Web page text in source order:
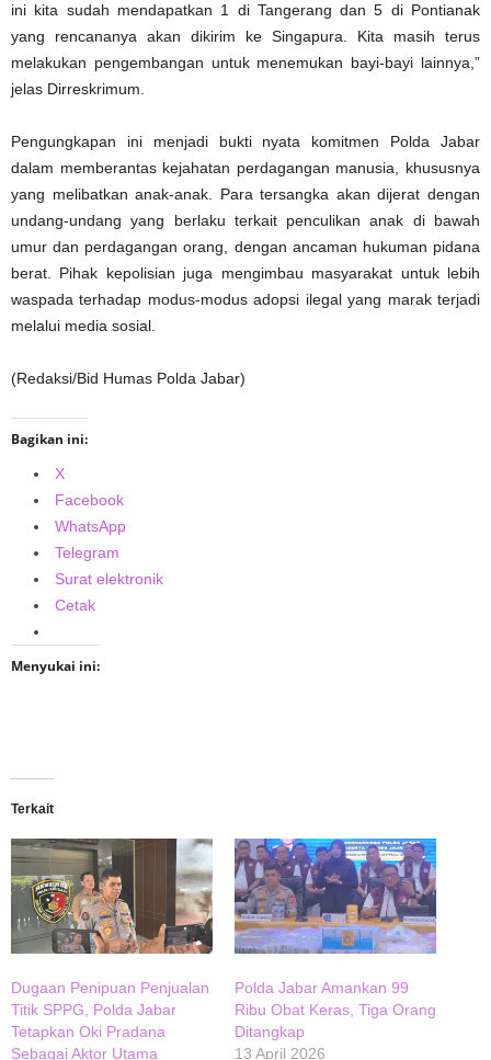
ini kita sudah mendapatkan 1 di Tangerang dan 5 di Pontianak
yang rencananya akan dikirim ke Singapura. Kita masih terus
melakukan pengembangan untuk menemukan bayi-bayi lainnya,”
jelas Dirreskrimum.
Pengungkapan ini menjadi bukti nyata komitmen Polda Jabar
dalam memberantas kejahatan perdagangan manusia, khususnya
yang melibatkan anak-anak. Para tersangka akan dijerat dengan
undang-undang yang berlaku terkait penculikan anak di bawah
umur dan perdagangan orang, dengan ancaman hukuman pidana
berat. Pihak kepolisian juga mengimbau masyarakat untuk lebih
waspada terhadap modus-modus adopsi ilegal yang marak terjadi
melalui media sosial.
(Redaksi/Bid Humas Polda Jabar)
Bagikan ini:
X
Facebook
WhatsApp
Telegram
Surat elektronik
Cetak
Menyukai ini:
Terkait
Dugaan Penipuan Penjualan
Titik SPPG, Polda Jabar
Tetapkan Oki Pradana
Sebagai Aktor Utama
Polda Jabar Amankan 99
Ribu Obat Keras, Tiga Orang
Ditangkap
13 April 2026